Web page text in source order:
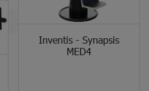
Inventis - Synapsis
MED4